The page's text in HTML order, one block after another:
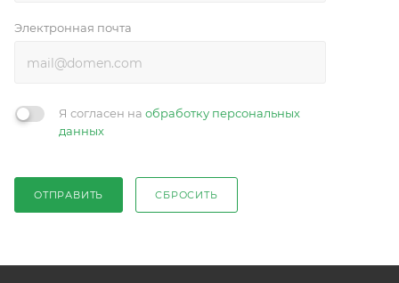
Электронная почта
Я согласен на обработку персональных
данных
ОТПРАВИТЬ СБРОСИТЬ